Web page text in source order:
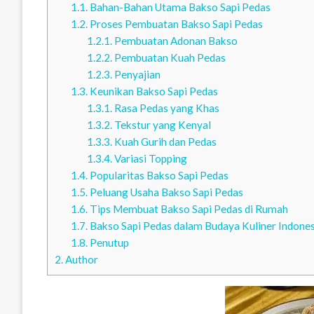
1.1.Bahan-Bahan Utama Bakso Sapi Pedas
1.2.Proses Pembuatan Bakso Sapi Pedas
1.2.1.Pembuatan Adonan Bakso
1.2.2.Pembuatan Kuah Pedas
1.2.3.Penyajian
1.3.Keunikan Bakso Sapi Pedas
1.3.1.Rasa Pedas yang Khas
1.3.2.Tekstur yang Kenyal
1.3.3.Kuah Gurih dan Pedas
1.3.4.Variasi Topping
1.4.Popularitas Bakso Sapi Pedas
1.5.Peluang Usaha Bakso Sapi Pedas
1.6.Tips Membuat Bakso Sapi Pedas di Rumah
1.7.Bakso Sapi Pedas dalam Budaya Kuliner
1.8.Penutup
2.Author